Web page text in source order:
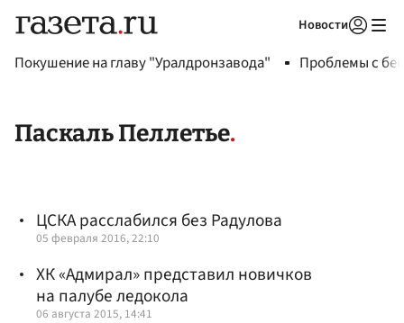
Новости
Покушение на главу "Уралдронзавода" Проблемы с
Паскаль Пеллетье
ЦСКА расслабился без Радулова
05 февраля 2016, 22:10
ХК «Адмирал» представил новичков
на палубе ледокола
06 августа 2015, 14:41